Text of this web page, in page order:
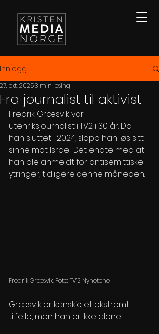
Innlegg
Fra journalist til aktivist
27. okt. 20253 min lesing
Fredrik Græsvik var
utenriksjournalist i TV2 i 30 år. Da
han sluttet i 2024, slapp han løs sitt
sinne mot Israel. Det endte med at
han ble anmeldt for antisemittiske
ytringer, tidligere denne måneden.
Fredrik Græsvik. Foto: TV12 Nyhetene
Græsvik er kanskje et ekstremt
tilfelle, men han er ikke alene.